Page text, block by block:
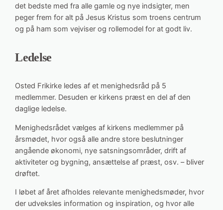
det bedste med fra alle gamle og nye indsigter, men
peger frem for alt på Jesus Kristus som troens centrum
og på ham som vejviser og rollemodel for at godt liv.
Ledelse
Osted Frikirke ledes af et menighedsråd på 5
medlemmer. Desuden er kirkens præst en del af den
daglige ledelse.
Menighedsrådet vælges af kirkens medlemmer på
årsmødet, hvor også alle andre store beslutninger
angående økonomi, nye satsningsområder, drift af
aktiviteter og bygning, ansættelse af præst, osv. – bliver
drøftet.
I løbet af året afholdes relevante menighedsmøder, hvor
der udveksles information og inspiration, og hvor alle